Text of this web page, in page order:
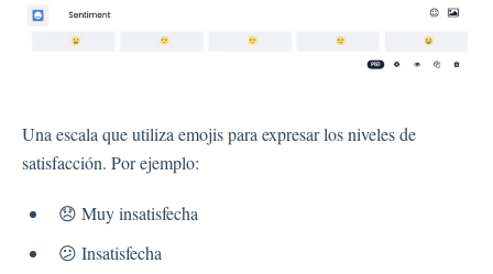
Una escala que utiliza emojis para expresar los niveles de
satisfacción. Por ejemplo:
😞 Muy insatisfecha
😕 Insatisfecha